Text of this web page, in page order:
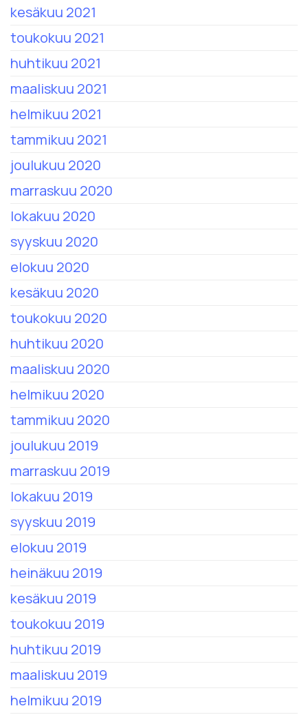
kesäkuu 2021
toukokuu 2021
huhtikuu 2021
maaliskuu 2021
helmikuu 2021
tammikuu 2021
joulukuu 2020
marraskuu 2020
lokakuu 2020
syyskuu 2020
elokuu 2020
kesäkuu 2020
toukokuu 2020
huhtikuu 2020
maaliskuu 2020
helmikuu 2020
tammikuu 2020
joulukuu 2019
marraskuu 2019
lokakuu 2019
syyskuu 2019
elokuu 2019
heinäkuu 2019
kesäkuu 2019
toukokuu 2019
huhtikuu 2019
maaliskuu 2019
helmikuu 2019